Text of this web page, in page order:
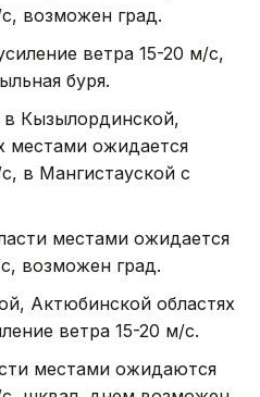
возможен град.
ветра 15-20 м/с,
буря.
Кызылординской,
местами ожидается
в Мангистауской с
местами ожидается
возможен град.
Актюбинской областях
ветра 15-20 м/с.
местами ожидаются